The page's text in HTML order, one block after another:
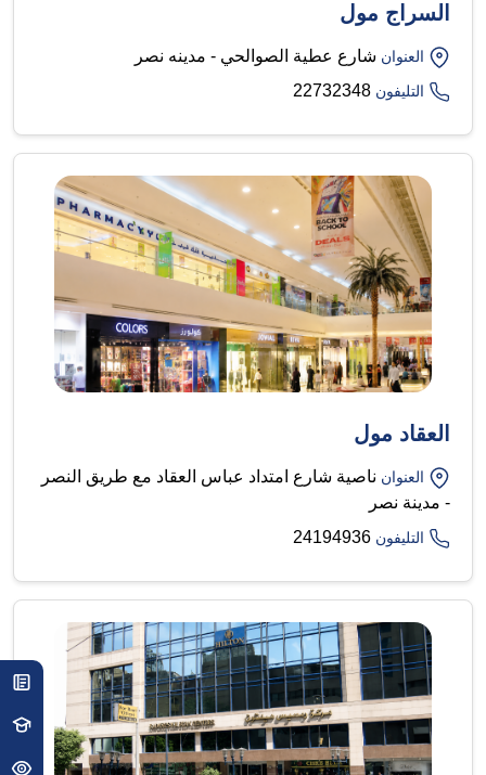
السراج مول
العنوان شارع عطية الصوالحي - مدينه نصر
التليفون 22732348
العقاد مول
العنوان ناصية شارع امتداد عباس العقاد مع طريق النصر
- مدينة نصر
التليفون 24194936